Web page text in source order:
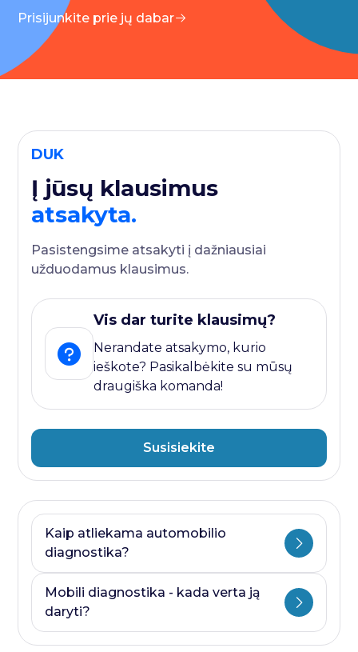
Prisijunkite prie jų dabar
DUK
Į jūsų klausimus
atsakyta.
Pasistengsime atsakyti į dažniausiai
užduodamus klausimus.
Vis dar turite klausimų?
Nerandate atsakymo, kurio
ieškote? Pasikalbėkite su mūsų
draugiška komanda!
Susisiekite
Kaip atliekama automobilio
diagnostika?
Ji visada prasideda nuo kompiuterines
diagnostikos ir baigiasi papildomais
Mobili diagnostika - kada verta ją
daryti?